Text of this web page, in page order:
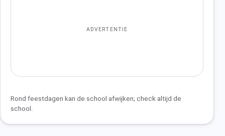
ADVERTENTIE
Rond feestdagen kan de school afwijken; check altijd de
school.